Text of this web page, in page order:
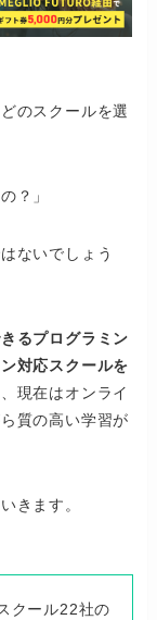
のスクールを選
？」
ないでしょう
るプログラミン
対応スクールを
現在はオンライ
質の高い学習が
きます。
クール22社の